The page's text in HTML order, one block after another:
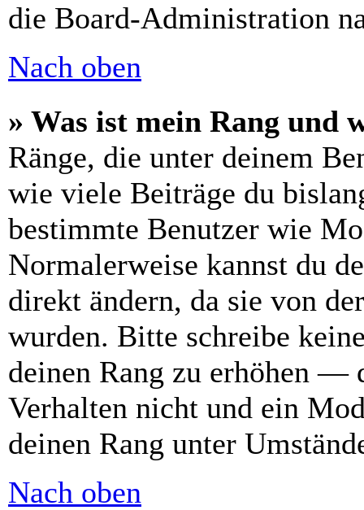
die Board-Administration
Nach oben
» Was ist mein Rang und
Ränge, die unter deinem
wie viele Beiträge du
bestimmte Benutzer wie
Normalerweise kannst du
direkt ändern, da sie von
wurden. Bitte schreibe
deinen Rang zu erhöhen —
Verhalten nicht und ein
deinen Rang unter
Nach oben